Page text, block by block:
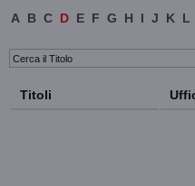
A B C D E F G H I J K L
Titoli